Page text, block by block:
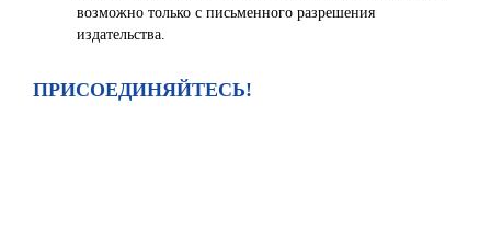
возможно только с письменного разрешения
издательства.
ПРИСОЕДИНЯЙТЕСЬ!